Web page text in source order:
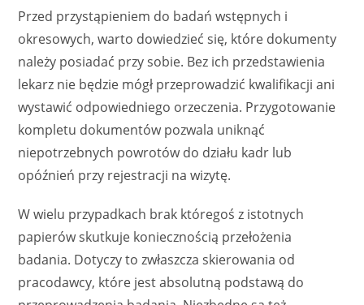
Przed przystąpieniem do badań wstępnych i
okresowych, warto dowiedzieć się, które dokumenty
należy posiadać przy sobie. Bez ich przedstawienia
lekarz nie będzie mógł przeprowadzić kwalifikacji ani
wystawić odpowiedniego orzeczenia. Przygotowanie
kompletu dokumentów pozwala uniknąć
niepotrzebnych powrotów do działu kadr lub
opóźnień przy rejestracji na wizytę.
W wielu przypadkach brak któregoś z istotnych
papierów skutkuje koniecznością przełożenia
badania. Dotyczy to zwłaszcza skierowania od
pracodawcy, które jest absolutną podstawą do